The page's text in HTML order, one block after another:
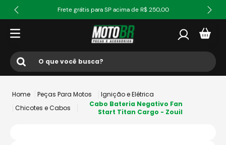
Frete grátis para SP acima de R$ 250,00
O que você busca?
Peças Para Motos
Ignição e Elétrica
Chicotes e Cabos
Cabo Bateria Negativo Fan
Start Titan Cargo - Zouil